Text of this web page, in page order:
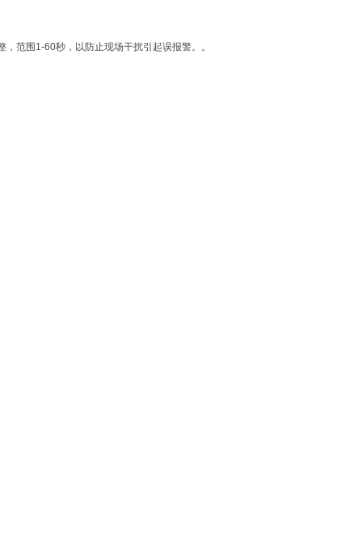
范围1-60秒，以防止现场干扰引起误报警。。